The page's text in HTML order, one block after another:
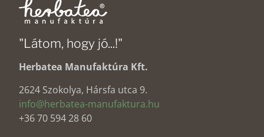
"Látom, hogy jó...!"
Herbatea Manufaktúra Kft.
2624 Szokolya, Hársfa utca 9.
info@herbatea-manufaktura.hu
+36 70 594 28 60